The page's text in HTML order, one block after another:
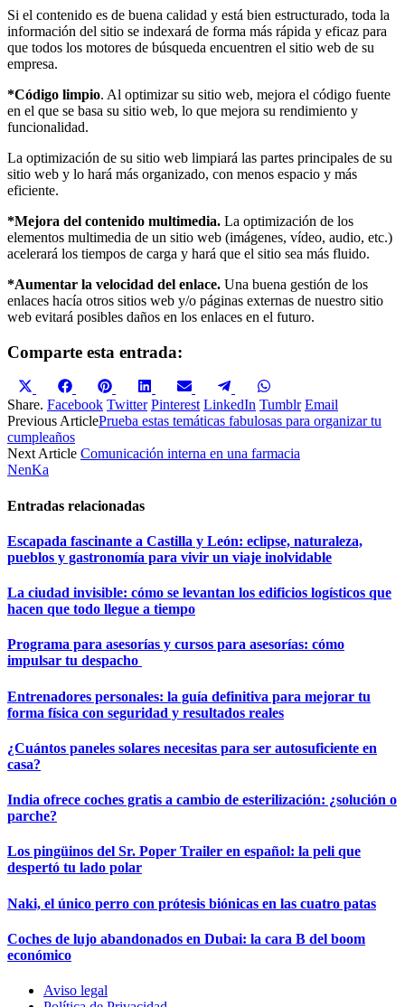
Si el contenido es de buena calidad y está bien estructurado, toda la
información del sitio se indexará de forma más rápida y eficaz para
que todos los motores de búsqueda encuentren el sitio web de su
empresa.
*Código limpio. Al optimizar su sitio web, mejora el código fuente
en el que se basa su sitio web, lo que mejora su rendimiento y
funcionalidad.
La optimización de su sitio web limpiará las partes principales de su
sitio web y lo hará más organizado, con menos espacio y más
eficiente.
*Mejora del contenido multimedia. La optimización de los
elementos multimedia de un sitio web (imágenes, vídeo, audio, etc.)
acelerará los tiempos de carga y hará que el sitio sea más fluido.
*Aumentar la velocidad del enlace. Una buena gestión de los
enlaces hacía otros sitios web y/o páginas externas de nuestro sitio
web evitará posibles daños en los enlaces en el futuro.
Comparte esta entrada:
Compartir
en
X
(Twitter)
Compartir
en
Facebook
Compartir
en
Pinterest
Compartir
en
LinkedIn
Compartir
en
Email
Compartir
en
Telegram
en
WhatsApp
Share. Facebook Twitter Pinterest LinkedIn Tumblr Email
Previous ArticlePrueba estas temáticas fabulosas para organizar tu
cumpleaños
Next Article Comunicación interna en una farmacia
NenKa
Entradas relacionadas
Escapada fascinante a Castilla y León: eclipse, naturaleza,
pueblos y gastronomía para vivir un viaje inolvidable
La ciudad invisible: cómo se levantan los edificios logísticos que
hacen que todo llegue a tiempo
Programa para asesorías y cursos para asesorías: cómo
impulsar tu despacho
Entrenadores personales: la guía definitiva para mejorar tu
forma física con seguridad y resultados reales
¿Cuántos paneles solares necesitas para ser autosuficiente en
casa?
India ofrece coches gratis a cambio de esterilización: ¿solución o
parche?
Los pingüinos del Sr. Poper Trailer en español: la peli que
despertó tu lado polar
Naki, el único perro con prótesis biónicas en las cuatro patas
Coches de lujo abandonados en Dubai: la cara B del boom
económico
Aviso legal